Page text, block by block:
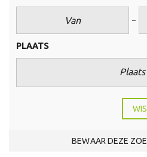
PLAATS
Plaats
BEWAAR DEZE